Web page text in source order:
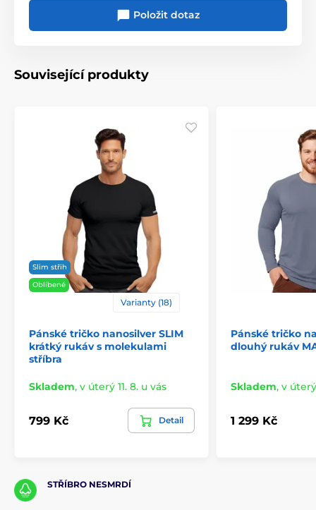
Položit dotaz
Související produkty
Slim střih
Oblíbené
Varianty (18)
Pánské tričko nanosilver SLIM
krátký rukáv s molekulami
stříbra
Skladem, v úterý 11. 8. u vás
799 Kč Detail
Pánské tričko
dlouhý rukáv
Skladem, v úterý
1 299 Kč
STŘÍBRO NESMRDÍ